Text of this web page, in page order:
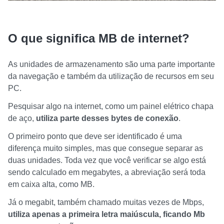
O que significa MB de internet?
As unidades de armazenamento são uma parte importante
da navegação e também da utilização de recursos em seu
PC.
Pesquisar algo na internet, como um painel elétrico chapa
de aço, utiliza parte desses bytes de conexão.
O primeiro ponto que deve ser identificado é uma
diferença muito simples, mas que consegue separar as
duas unidades. Toda vez que você verificar se algo está
sendo calculado em megabytes, a abreviação será toda
em caixa alta, como MB.
Já o megabit, também chamado muitas vezes de Mbps,
utiliza apenas a primeira letra maiúscula, ficando Mb